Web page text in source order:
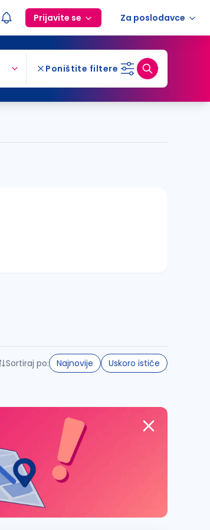
Prijavite se Za poslodavce
Poništite filtere
Sortiraj po: Najnovije Uskoro ističe